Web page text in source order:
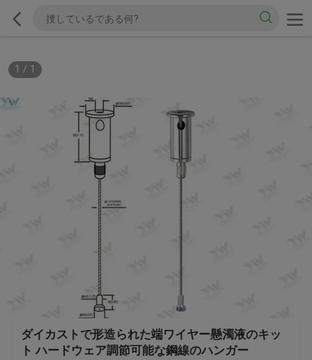
1 / 1
ダイカストで形造られた端ワイヤー懸濁液のキッ
ト ハードウェア調節可能な鋼線のハンガー